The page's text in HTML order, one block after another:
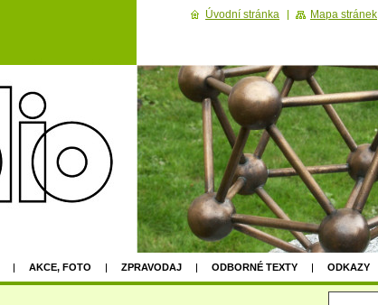
AKCE, FOTO ZPRAVODAJ ODBORNÉ TEXTY ODKAZY
Úvodní stránka Mapa stránek